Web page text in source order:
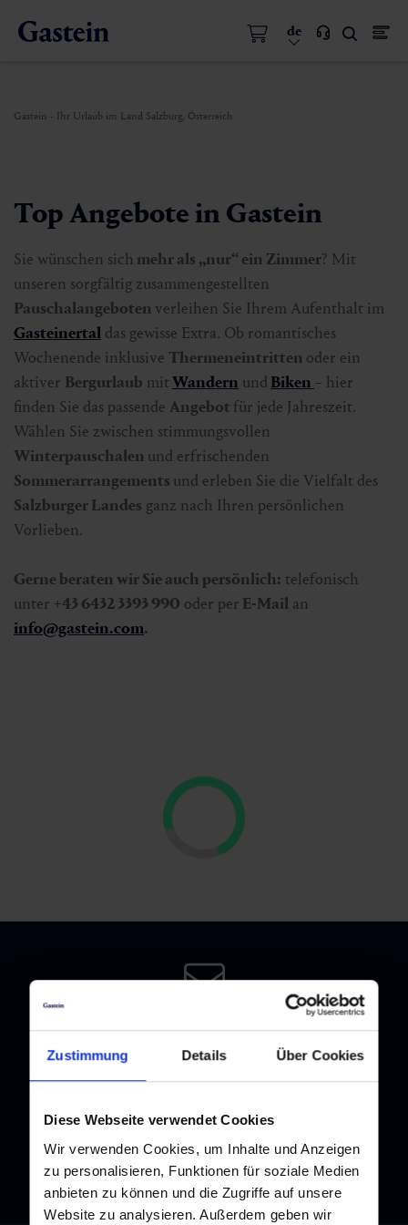
Zustimmung Details Über Cookies
Diese Webseite verwendet Cookies
Wir verwenden Cookies, um Inhalte und Anzeigen
zu personalisieren, Funktionen für soziale Medien
anbieten zu können und die Zugriffe auf unsere
Website zu analysieren. Außerdem geben wir
de
Gastein - Ihr Urlaub im Land Salzburg, Österreich
Top Angebote in Gastein
Sie wünschen sich mehr als „nur“ ein Zimmer? Mit
unseren sorgfältig zusammengestellten
Pauschalangeboten verleihen Sie Ihrem Aufenthalt im
Gasteinertal das gewisse Extra. Ob romantisches
Wochenende inklusive Thermeneintritten oder ein
aktiver Bergurlaub mitWandern und Biken – hier
finden Sie das passende Angebotfür jede Jahreszeit.
Wählen Sie zwischen stimmungsvollen
Winterpauschalen und erfrischenden
Sommerarrangements und erleben Sie die Vielfalt des
Salzburger Landes ganz nach Ihren persönlichen
Vorlieben.
Gerne beraten wir Sie auch persönlich: telefonisch
unter +43 6432 3393 990 oder per E-Mail an
info@gastein.com.
Newsletter
Melden Sie sich bei unserem Newsletter an, und bleiben Sie